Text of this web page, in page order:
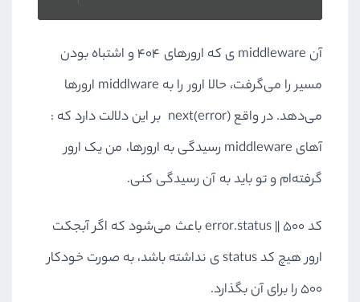
آن middleware ی که ارور‌های ۴۰۴ و اشتباه بودن
مسیر را می‌گرفت، حالا ارور را به middlware ارور‌ها
می‌دهد. در واقع (next(error بر این دلالت دارد که :
آهای middleware رسیدگی به ارور‌ها، من یک ارور
گرفته‌ام و تو باید به آن رسیدگی کنی.
کد error.status || 500 باعث می‌شود که اگر آبجکت
ارور هیچ کد status ی نداشته باشد، به صورت خودکار
۵۰۰ را برای آن بگذارد.